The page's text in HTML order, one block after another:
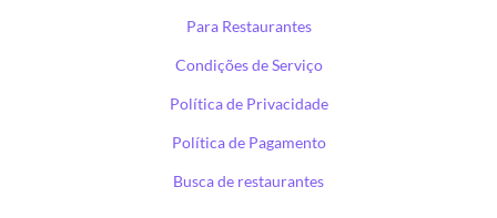
Para Restaurantes
Condições de Serviço
Política de Privacidade
Política de Pagamento
Busca de restaurantes